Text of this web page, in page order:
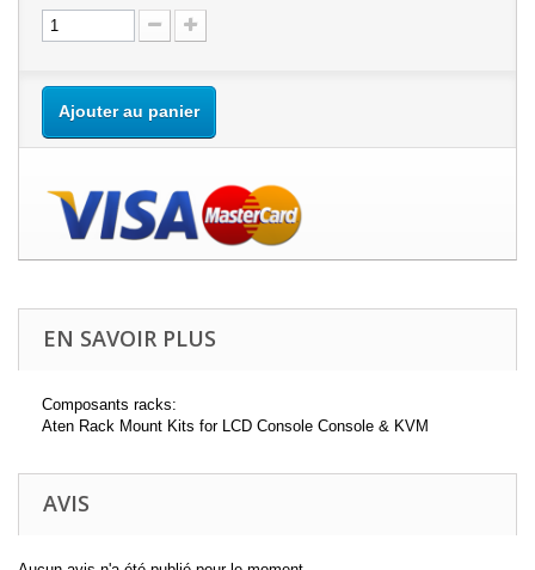
Ajouter au panier
EN SAVOIR PLUS
Composants racks:
Aten Rack Mount Kits for LCD Console Console & KVM
AVIS